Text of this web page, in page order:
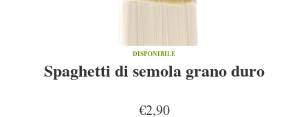
DISPONIBILE
Spaghetti di semola grano duro
€2,90